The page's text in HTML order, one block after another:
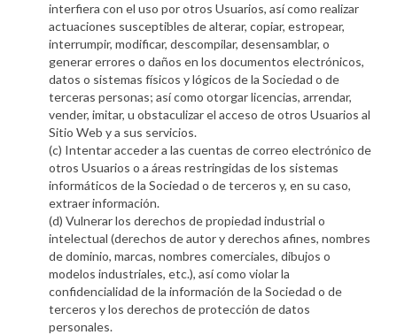
interfiera con el uso por otros Usuarios, así como realizar
actuaciones susceptibles de alterar, copiar, estropear,
interrumpir, modificar, descompilar, desensamblar, o
generar errores o daños en los documentos electrónicos,
datos o sistemas físicos y lógicos de la Sociedad o de
terceras personas; así como otorgar licencias, arrendar,
vender, imitar, u obstaculizar el acceso de otros Usuarios al
Sitio Web y a sus servicios.
(c) Intentar acceder a las cuentas de correo electrónico de
otros Usuarios o a áreas restringidas de los sistemas
informáticos de la Sociedad o de terceros y, en su caso,
extraer información.
(d) Vulnerar los derechos de propiedad industrial o
intelectual (derechos de autor y derechos afines, nombres
de dominio, marcas, nombres comerciales, dibujos o
modelos industriales, etc.), así como violar la
confidencialidad de la información de la Sociedad o de
terceros y los derechos de protección de datos
personales.